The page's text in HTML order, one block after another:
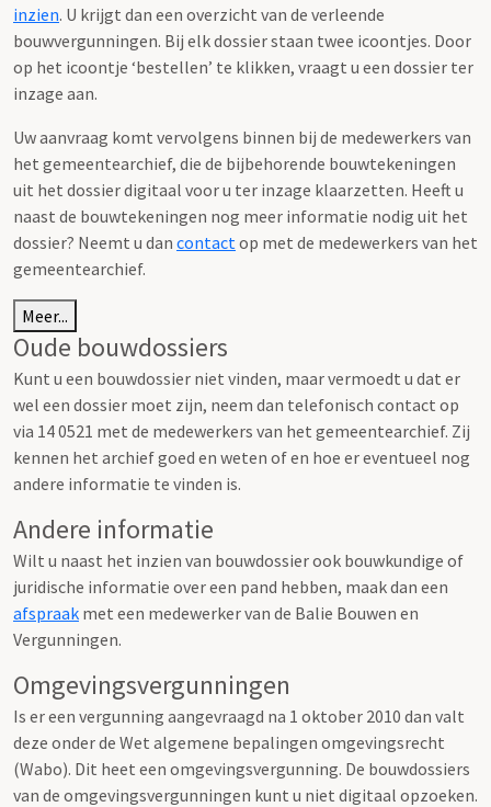
inzien. U krijgt dan een overzicht van de verleende
bouwvergunningen. Bij elk dossier staan twee icoontjes. Door
op het icoontje ‘bestellen’ te klikken, vraagt u een dossier ter
inzage aan.
Uw aanvraag komt vervolgens binnen bij de medewerkers van
het gemeentearchief, die de bijbehorende bouwtekeningen
uit het dossier digitaal voor u ter inzage klaarzetten. Heeft u
naast de bouwtekeningen nog meer informatie nodig uit het
dossier? Neemt u dan contact op met de medewerkers van het
gemeentearchief.
Meer...
Oude bouwdossiers
Kunt u een bouwdossier niet vinden, maar vermoedt u dat er
wel een dossier moet zijn, neem dan telefonisch contact op
via 14 0521 met de medewerkers van het gemeentearchief. Zij
kennen het archief goed en weten of en hoe er eventueel nog
andere informatie te vinden is.
Andere informatie
Wilt u naast het inzien van bouwdossier ook bouwkundige of
juridische informatie over een pand hebben, maak dan een
afspraak met een medewerker van de Balie Bouwen en
Vergunningen.
Omgevingsvergunningen
Is er een vergunning aangevraagd na 1 oktober 2010 dan valt
deze onder de Wet algemene bepalingen omgevingsrecht
(Wabo). Dit heet een omgevingsvergunning. De bouwdossiers
van de omgevingsvergunningen kunt u niet digitaal opzoeken.